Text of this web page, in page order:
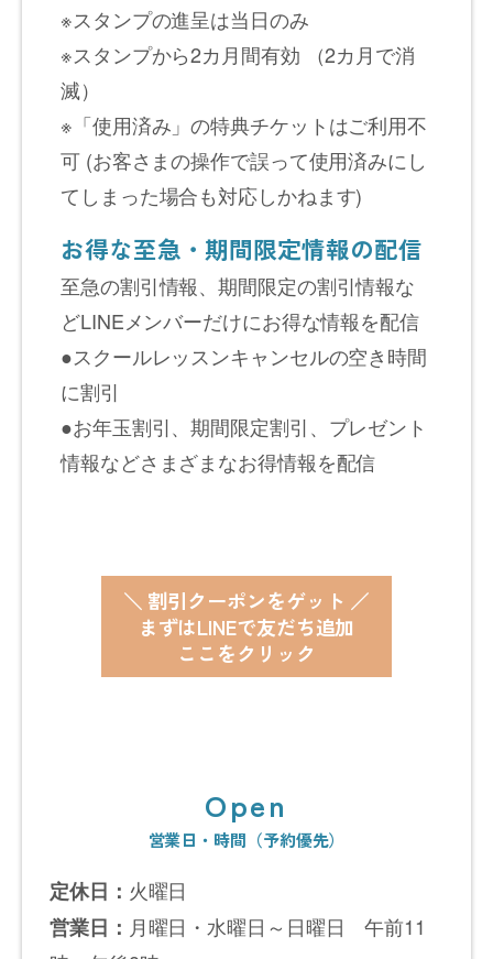
※スタンプの進呈は当日のみ
※スタンプから2カ月間有効 （2カ月で消
滅）
※「使用済み」の特典チケットはご利用不
可 (お客さまの操作で誤って使用済みにし
てしまった場合も対応しかねます)
お得な至急・期間限定情報の配信
至急の割引情報、期間限定の割引情報な
どLINEメンバーだけにお得な情報を配信
●スクールレッスンキャンセルの空き時間
に割引
●お年玉割引、期間限定割引、プレゼント
情報などさまざまなお得情報を配信
＼ 割引クーポンをゲット ／
まずはLINEで友だち追加
ここをクリック
Open
営業日・時間（予約優先）
定休日： 火曜日
営業日： 月曜日・水曜日～日曜日 午前11